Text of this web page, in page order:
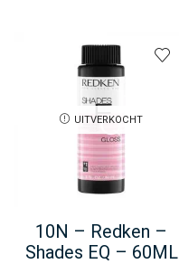
UITVERKOCHT
10N – Redken –
Shades EQ – 60ML